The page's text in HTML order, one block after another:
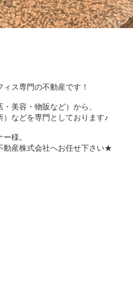
ス専門の不動産です！
美容・物販など）から、
などを専門としております♪
様。
動産株式会社へお任せ下さい★